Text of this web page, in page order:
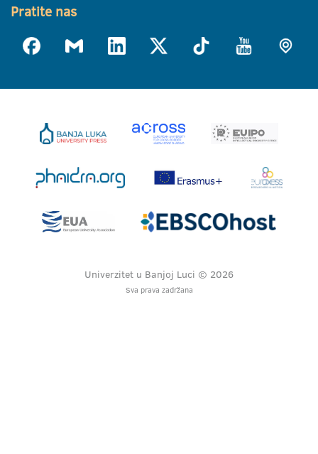
Pratite nas
Univerzitet u Banjoj Luci © 2026
Sva prava zadržana